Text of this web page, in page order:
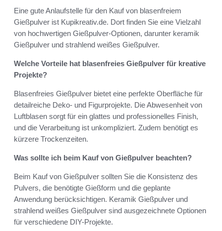
Eine gute Anlaufstelle für den Kauf von blasenfreiem
Gießpulver ist Kupikreativ.de. Dort finden Sie eine Vielzahl
von hochwertigen Gießpulver-Optionen, darunter keramik
Gießpulver und strahlend weißes Gießpulver.
Welche Vorteile hat blasenfreies Gießpulver für kreative
Projekte?
Blasenfreies Gießpulver bietet eine perfekte Oberfläche für
detailreiche Deko- und Figurprojekte. Die Abwesenheit von
Luftblasen sorgt für ein glattes und professionelles Finish,
und die Verarbeitung ist unkompliziert. Zudem benötigt es
kürzere Trockenzeiten.
Was sollte ich beim Kauf von Gießpulver beachten?
Beim Kauf von Gießpulver sollten Sie die Konsistenz des
Pulvers, die benötigte Gießform und die geplante
Anwendung berücksichtigen. Keramik Gießpulver und
strahlend weißes Gießpulver sind ausgezeichnete Optionen
für verschiedene DIY-Projekte.